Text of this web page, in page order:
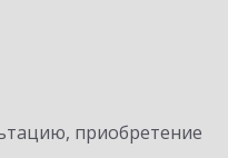
приобретение